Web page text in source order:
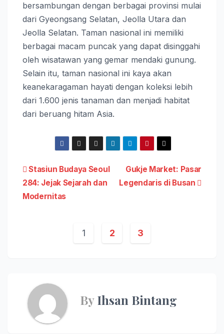
bersambungan dengan berbagai provinsi mulai
dari Gyeongsang Selatan, Jeolla Utara dan
Jeolla Selatan. Taman nasional ini memiliki
berbagai macam puncak yang dapat disinggahi
oleh wisatawan yang gemar mendaki gunung.
Selain itu, taman nasional ini kaya akan
keanekaragaman hayati dengan koleksi lebih
dari 1.600 jenis tanaman dan menjadi habitat
dari beruang hitam Asia.
Post
navigation
Gukje Market: Pasar
Legendaris di Busan
Stasiun Budaya Seoul
284: Jejak Sejarah dan
Modernitas
1 2 3
ByIhsan Bintang